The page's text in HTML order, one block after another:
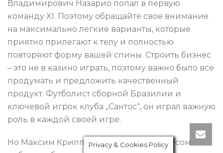
Владимирович Назарио попал в первую
команду XI. Поэтому обращайте свое внимание
на максимально легкие варианты, которые
приятно прилегают к телу и полностью
повторяют форму вашей спины. Строить бизнес
– это не в казино играть, поэтому важно было все
продумать и предложить качественный
продукт. Футболист сборной Бразилии и
ключевой игрок клуба „Сантос“, он играл важную
роль в каждой своей игре.
Но Максим Криппа не наслаждался вкусом
Privacy & Cookies Policy